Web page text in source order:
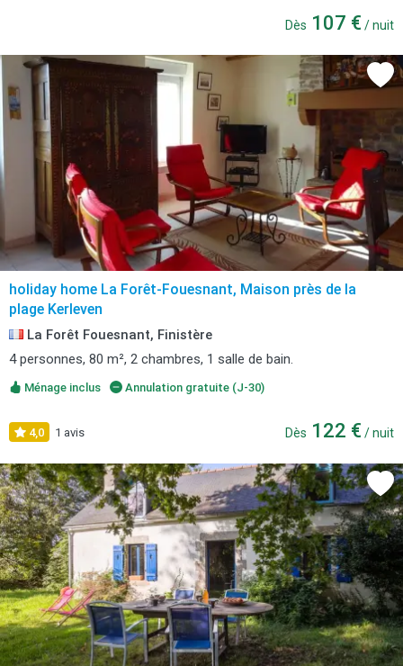
Dès 107 € / nuit
holiday home La Forêt-Fouesnant, Maison près de la
plage Kerleven
La Forêt Fouesnant, Finistère
4 personnes, 80 m², 2 chambres, 1 salle de bain.
Ménage inclus Annulation gratuite (J-30)
4,0 1 avis Dès 122 € / nuit